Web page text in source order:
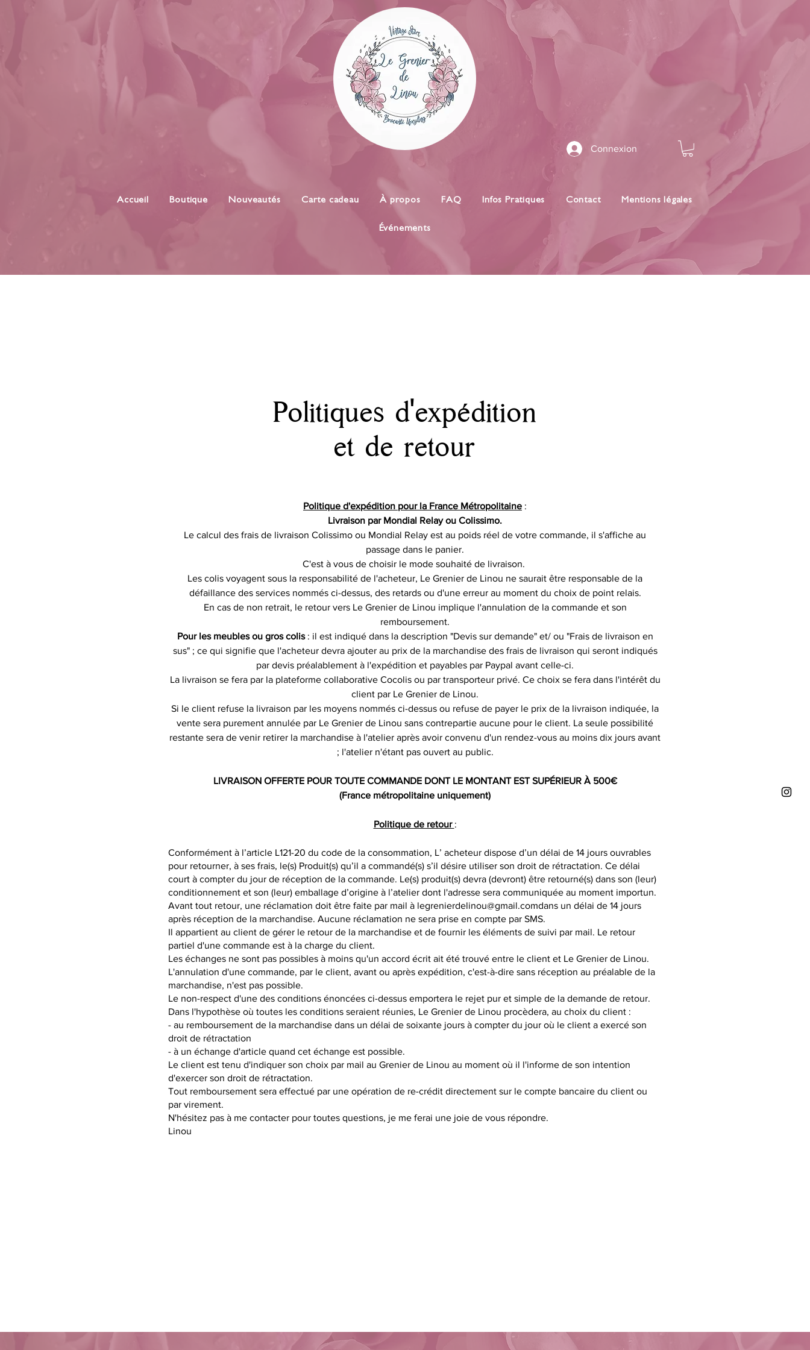
Connexion
Accueil Boutique Nouveautés Carte cadeau À propos FAQ Infos Pratiques Contact Mentions légales
Événements
Politiques d'expédition
et de retour
Politique d'expédition pour la France Métropolitaine :
Livraison par Mondial Relay ou Colissimo.
Le calcul des frais de livraison Colissimo ou Mondial Relay est au poids réel de votre commande, il s'affiche au
passage dans le panier.
C'est à vous de choisir le mode souhaité de livraison.
Les colis voyagent sous la responsabilité de l'acheteur, Le Grenier de Linou ne saurait être responsable de la
défaillance des services nommés ci-dessus, des retards ou d'une erreur au moment du choix de point relais.
En cas de non retrait, le retour vers Le Grenier de Linou implique l'annulation de la commande et son
remboursement.
Pour les meubles ou gros colis: il est indiqué dans la description "Devis sur demande" et/ ou "Frais de livraison en
sus" ; ce qui signifie que l'acheteur devra ajouter au prix de la marchandise des frais de livraison qui seront indiqués
par devis préalablement à l'expédition et payables par Paypal avant celle-ci.
La livraison se fera par la plateforme collaborative Cocolis ou par transporteur privé. Ce choix se fera dans l'intérêt du
client par Le Grenier de Linou.
Si le client refuse la livraison par les moyens nommés ci-dessus ou refuse de payer le prix de la livraison indiquée, la
vente sera purement annulée par Le Grenier de Linou sans contrepartie aucune pour le client. La seule possibilité
restante sera de venir retirer la marchandise à l'atelier après avoir convenu d'un rendez-vous au moins dix jours avant
; l'atelier n'étant pas ouvert au public.
LIVRAISON OFFERTE POUR TOUTE COMMANDE DONT LE MONTANT EST SUPÉRIEUR À 500€
(France métropolitaine uniquement)
Politique de retour :
Conformément à l’article L121-20 du code de la consommation, L’ acheteur dispose d’un délai de 14 jours ouvrables
pour retourner, à ses frais, le(s) Produit(s) qu’il a commandé(s) s’il désire utiliser son droit de rétractation. Ce délai
court à compter du jour de réception de la commande. Le(s) produit(s) devra (devront) être retourné(s) dans son (leur)
conditionnement et son (leur) emballage d’origine à l’atelier dont l'adresse sera communiquée au moment importun.
Avant tout retour, une réclamation doit être faite par mail à legrenierdelinou@gmail.comdans un délai de 14 jours
après réception de la marchandise. Aucune réclamation ne sera prise en compte par SMS.
Il appartient au client de gérer le retour de la marchandise et de fournir les éléments de suivi par mail. Le retour
partiel d'une commande est à la charge du client.
Les échanges ne sont pas possibles à moins qu'un accord écrit ait été trouvé entre le client et Le Grenier de Linou.
L'annulation d'une commande, par le client, avant ou après expédition, c'est-à-dire sans réception au préalable de la
marchandise, n'est pas possible.
Le non-respect d'une des conditions énoncées ci-dessus emportera le rejet pur et simple de la demande de retour.
Dans l'hypothèse où toutes les conditions seraient réunies, Le Grenier de Linou procèdera, au choix du client :
- au remboursement de la marchandise dans un délai de soixante jours à compter du jour où le client a exercé son
droit de rétractation
- à un échange d'article quand cet échange est possible.
Le client est tenu d'indiquer son choix par mail au Grenier de Linou au moment où il l'informe de son intention
d'exercer son droit de rétractation.
Tout remboursement sera effectué par une opération de re-crédit directement sur le compte bancaire du client ou
par virement.
N'hésitez pas à me contacter pour toutes questions, je me ferai une joie de vous répondre.
Linou